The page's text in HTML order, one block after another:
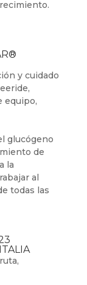
y cuidado
equipo,
glucógeno
de
la
al
todas las